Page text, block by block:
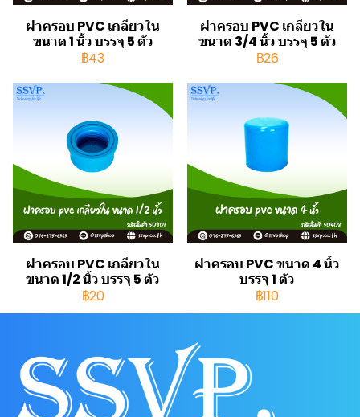
ฝาครอบ PVC เกลียวใน
ขนาด 1 นิ้ว บรรจุ 5 ตัว
฿43
ฝาครอบ PVC เกลียวใน
ขนาด 3/4 นิ้ว บรรจุ 5 ตัว
฿26
ฝาครอบ PVC เกลียวใน
ขนาด 1/2 นิ้ว บรรจุ 5 ตัว
฿20
ฝาครอบ PVC ขนาด 4 นิ้ว
บรรจุ 1 ตัว
฿110